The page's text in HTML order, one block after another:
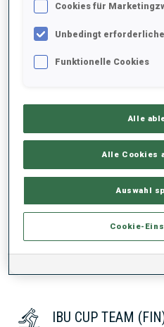
LIEGENDSCHIESSEN
Keine Daten vorhanden
STEHENDSCHIESSEN
PERFORMANCE TREND
IBU CUP TEAM
Cookies für
Unbedingt
Funktionelle Cookies
Alle
Alle Cookies
Auswahl
Cookie-